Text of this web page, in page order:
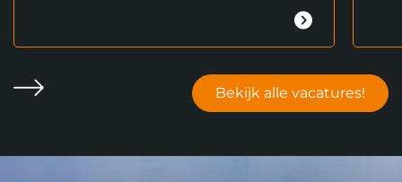
Bekijk alle vacatures!